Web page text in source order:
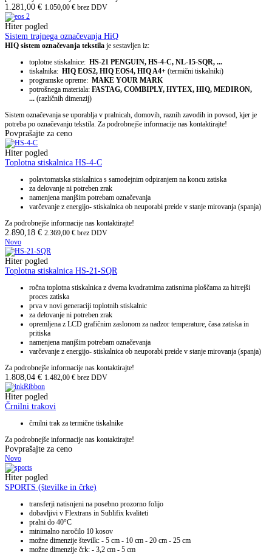
1.281,00 € 1.050,00 € brez DDV
Hiter pogled
Sistem trajnega označevanja HiQ
HIQ sistem označevanja tekstila je sestavljen iz:
toplotne stiskalnice: HS-21 PENGUIN, HS-4-C, NL-15-SQR, ...
tiskalnika: HIQ EOS2, HIQ EOS4, HIQ A4+ (termični tiskalniki)
programske opreme: MAKE YOUR MARK
potrošnega materiala: FASTAG, COMBIPLY, HYTEX, HIQ, MEDIRON,
... (različnih dimenzij)
Sistem označevanja se uporablja v pralnicah, domovih, raznih zavodih in povsod, kjer je
potreba po označevanju tekstila. Za podrobnejše informacije nas kontaktirajte!
Povprašajte za ceno
Hiter pogled
Toplotna stiskalnica HS-4-C
polavtomatska stiskalnica s samodejnim odpiranjem na koncu zatiska
za delovanje ni potreben zrak
namenjena manjšim potrebam označevanja
varčevanje z energijo- stiskalnica ob neuporabi preide v stanje mirovanja (spanja)
Za podrobnejše informacije nas kontaktirajte!
2.890,18 € 2.369,00 € brez DDV
Novo
Hiter pogled
Toplotna stiskalnica HS-21-SQR
ročna toplotna stiskalnica z dvema kvadratnima zatisnima ploščama za hitrejši
proces zatiska
prva v novi generaciji toplotnih stiskalnic
za delovanje ni potreben zrak
opremljena z LCD grafičnim zaslonom za nadzor temperature, časa zatiska in
pritiska
namenjena manjšim potrebam označevanja
varčevanje z energijo- stiskalnica ob neuporabi preide v stanje mirovanja (spanja)
Za podrobnejše informacije nas kontaktirajte!
1.808,04 € 1.482,00 € brez DDV
Hiter pogled
Črnilni trakovi
črnilni trak za termične tiskalnike
Za podrobnejše informacije nas kontaktirajte!
Povprašajte za ceno
Novo
Hiter pogled
SPORTS (številke in črke)
transferji natisnjeni na posebno prozorno folijo
dobavljivi v Flextrans in Sublifix kvaliteti
pralni do 40°C
minimalno naročilo 10 kosov
možne dimenzije številk: - 5 cm - 10 cm - 20 cm - 25 cm
možne dimenzije črk: - 3,2 cm - 5 cm